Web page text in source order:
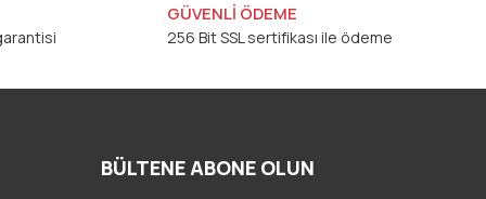
GÜVENLİ ÖDEME
256 Bit SSL sertifikası ile ödeme
BÜLTENE ABONE OLUN